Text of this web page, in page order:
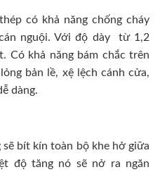
có khả năng chống cháy
nguội. Với độ dày từ 1,2
Có khả năng bám chắc trên
bản lề, xệ lệch cánh cửa,
dàng.
bít kín toàn bộ khe hở giữa
độ tăng nó sẽ nở ra ngăn